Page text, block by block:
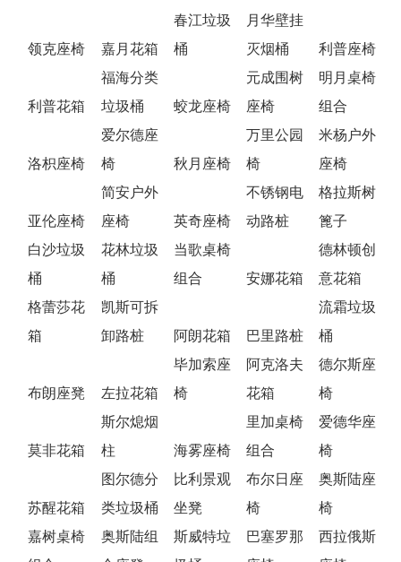
领克座椅 嘉月花箱
春江垃圾
桶
月华壁挂
灭烟桶
利普座椅
利普花箱
福海分类
垃圾桶
蛟龙座椅
元成围树
座椅
明月桌椅
组合
洛枳座椅
爱尔德座
椅
秋月座椅
万里公园
椅
米杨户外
座椅
亚伦座椅
简安户外
座椅
英奇座椅
不锈钢电
动路桩
格拉斯树
篦子
白沙垃圾
桶
花林垃圾
桶
当歌桌椅
组合
安娜花箱
德林顿创
意花箱
格蕾莎花
箱
凯斯可拆
卸路桩
阿朗花箱 巴里路桩
流霜垃圾
桶
布朗座凳 左拉花箱
毕加索座
椅
阿克洛夫
花箱
德尔斯座
椅
莫非花箱
斯尔熄烟
柱
海雾座椅
里加桌椅
组合
爱德华座
椅
苏醒花箱
图尔德分
类垃圾桶
比利景观
坐凳
布尔日座
椅
奥斯陆座
椅
嘉树桌椅
奥斯陆组
斯威特垃
巴塞罗那
西拉俄斯